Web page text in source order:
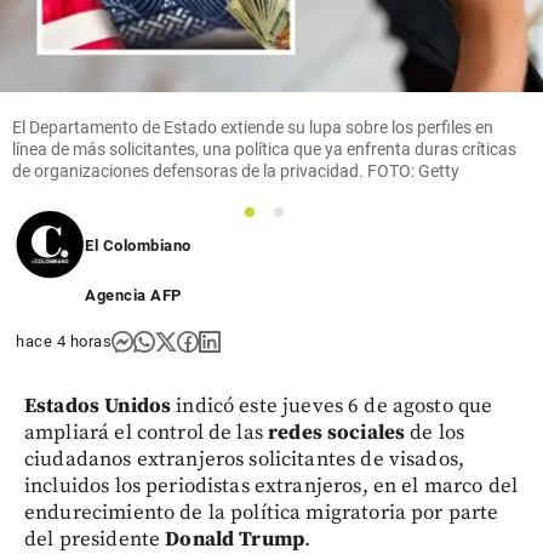
El Departamento de Estado extiende su lupa sobre los perfiles en
línea de más solicitantes, una política que ya enfrenta duras críticas
de organizaciones defensoras de la privacidad. FOTO: Getty
1
2
El Colombiano
Agencia AFP
hace 4 horas
Estados Unidosindicó este jueves 6 de agosto que
ampliará el control de lasredes socialesde los
ciudadanos extranjeros solicitantes de visados,
incluidos los periodistas extranjeros, en el marco del
endurecimiento de la política migratoria por parte
del presidenteDonald Trump.